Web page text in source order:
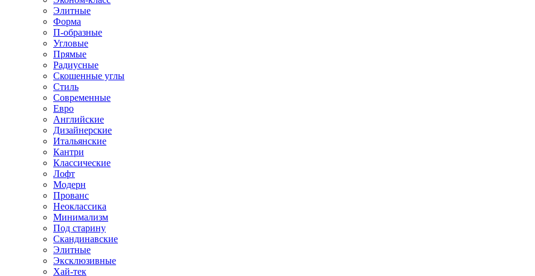
Элитные
Форма
П-образные
Угловые
Прямые
Радиусные
Скошенные углы
Стиль
Современные
Евро
Английские
Дизайнерские
Итальянские
Кантри
Классические
Лофт
Модерн
Прованс
Неоклассика
Минимализм
Под старину
Скандинавские
Элитные
Эксклюзивные
Хай-тек